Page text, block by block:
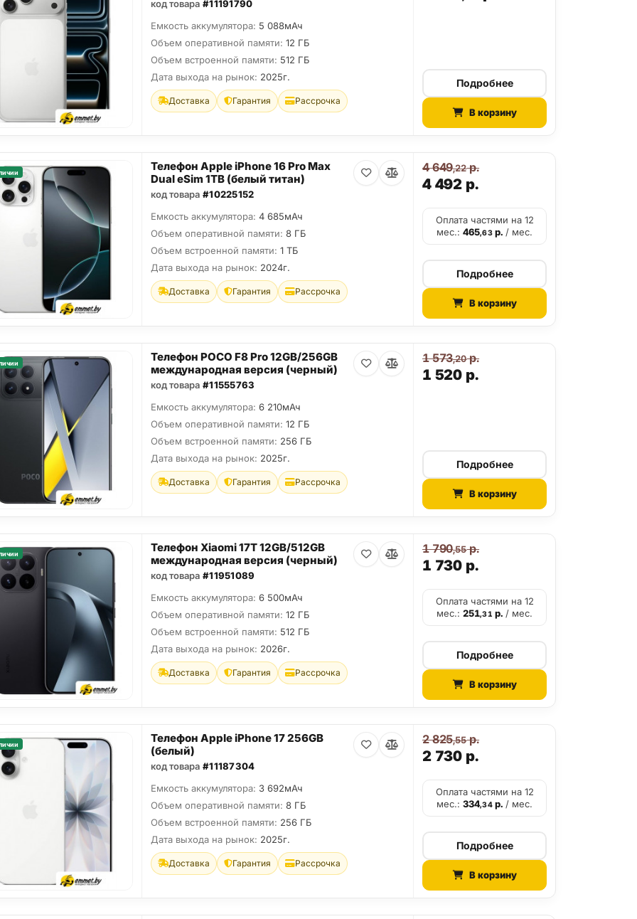
код товара #11191790
Емкость аккумулятора: 5 088мАч
Объем оперативной памяти: 12 ГБ
Объем встроенной памяти: 512 ГБ
Дата выхода на рынок: 2025г.
Доставка Гарантия Рассрочка
Подробнее
В корзину
Телефон Apple iPhone 16 Pro Max
Dual eSim 1TB (белый титан)
код товара #10225152
Емкость аккумулятора: 4 685мАч
Объем оперативной памяти: 8 ГБ
Объем встроенной памяти: 1 ТБ
Дата выхода на рынок: 2024г.
Доставка Гарантия Рассрочка
4 492 р.
4 649,22р.
Оплата частями на 12
мес.:465,63р./ мес.
Подробнее
В корзину
Телефон POCO F8 Pro 12GB/256GB
международная версия (черный)
код товара #11555763
Емкость аккумулятора: 6 210мАч
Объем оперативной памяти: 12 ГБ
Объем встроенной памяти: 256 ГБ
Дата выхода на рынок: 2025г.
Доставка Гарантия Рассрочка
1 520 р.
1 573,20р.
Подробнее
В корзину
Телефон Xiaomi 17T 12GB/512GB
международная версия (черный)
код товара #11951089
Емкость аккумулятора: 6 500мАч
Объем оперативной памяти: 12 ГБ
Объем встроенной памяти: 512 ГБ
Дата выхода на рынок: 2026г.
Доставка Гарантия Рассрочка
1 730 р.
1 790,55р.
Оплата частями на 12
мес.:251,31 р./ мес.
Подробнее
В корзину
Телефон Apple iPhone 17 256GB
(белый)
код товара #11187304
Емкость аккумулятора: 3 692мАч
Объем оперативной памяти: 8 ГБ
Объем встроенной памяти: 256 ГБ
Дата выхода на рынок: 2025г.
Доставка Гарантия Рассрочка
2 730 р.
2 825,55р.
Оплата частями на 12
мес.:334,34р./ мес.
Подробнее
В корзину